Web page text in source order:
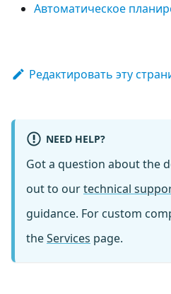
Автоматическое
Редактировать эту
NEED HELP?
Got a question about the
out to ourtechnical
guidance. For custom
theServices page.